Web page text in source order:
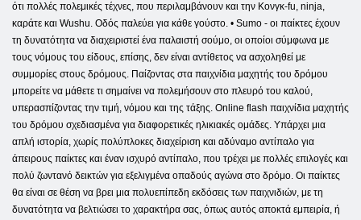
ότι πολλές πολεμικές τέχνες, που περιλαμβάνουν και την Κονγκ-fu, ninja,
καράτε και Wushu. Οδός παλεύει για κάθε γούστο. • Sumo - οι παίκτες έχουν
τη δυνατότητα να διαχειριστεί ένα παλαιστή σούμο, οι οποίοι σύμφωνα με
τους νόμους του είδους, επίσης, δεν είναι αντίθετος να ασχοληθεί με
συμμορίες στους δρόμους. Παίζοντας στα παιχνίδια μαχητής του δρόμου
μπορείτε να μάθετε τι σημαίνει να πολεμήσουν στο πλευρό του καλού,
υπερασπίζοντας την τιμή, νόμου και της τάξης. Online flash παιχνίδια μαχητής
του δρόμου σχεδιασμένα για διαφορετικές ηλικιακές ομάδες. Υπάρχει μια
απλή ιστορία, χωρίς πολύπλοκες διαχείριση και αδύναμο αντίπαλο για
άπειρους παίκτες και έναν ισχυρό αντίπαλο, που τρέχει με πολλές επιλογές και
πολύ ζωντανό δεικτών για εξελιγμένα οπαδούς αγώνα στο δρόμο. Οι παίκτες
θα είναι σε θέση να βρει μια πολυεπίπεδη εκδόσεις των παιχνιδιών, με τη
δυνατότητα να βελτιώσει το χαρακτήρα σας, όπως αυτός αποκτά εμπειρία, ή